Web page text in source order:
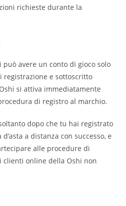
richieste durante la
avere un conto di gioco solo
registrazione e sottoscritto
si attiva immediatamente
di registro al marchio.
soltanto dopo che tu hai registrato
a distanza con successo, e
alle procedure di
clienti online della Oshi non